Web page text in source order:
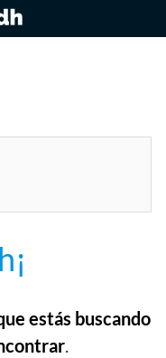
estás buscando
.